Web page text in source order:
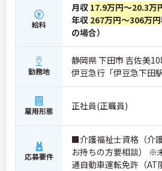
給料
月収 17.9万円～20.3万
年収 267万円～306万円
の場合）
勤務地
静岡県 下田市 吉佐美
伊豆急行「伊豆急下田
雇用形態 正社員(正職員)
応募要件
■介護福祉士資格（介
お持ちの方要相談） ※
通自動車運転免許（AT